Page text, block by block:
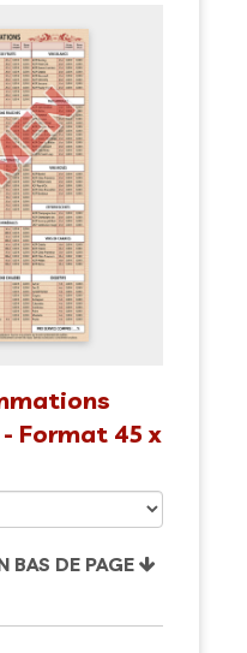
Format 45 x
BAS DE PAGE